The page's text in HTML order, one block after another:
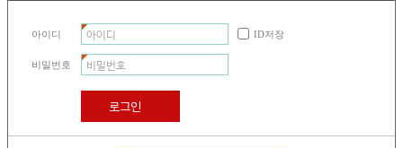
아이디 ID저장
비밀번호
로그인